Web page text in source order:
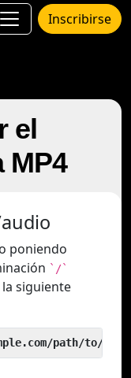
Inscribirse
el
MP4
poniendo
`/`
siguiente
path/to/